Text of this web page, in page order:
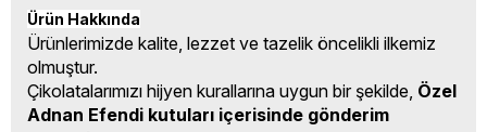
Ürün Hakkında
Ürünlerimizde kalite, lezzet ve tazelik öncelikli ilkemiz
olmuştur.
Çikolatalarımızı hijyen kurallarına uygun bir şekilde, Özel
Adnan Efendi kutuları içerisinde gönderim